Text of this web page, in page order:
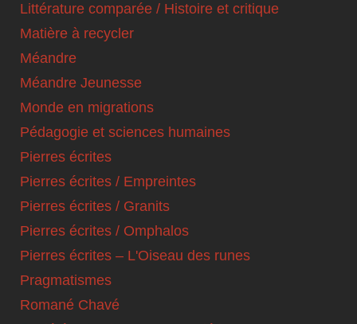
Littérature comparée / Histoire et critique
Matière à recycler
Méandre
Méandre Jeunesse
Monde en migrations
Pédagogie et sciences humaines
Pierres écrites
Pierres écrites / Empreintes
Pierres écrites / Granits
Pierres écrites / Omphalos
Pierres écrites – L'Oiseau des runes
Pragmatismes
Romané Chavé